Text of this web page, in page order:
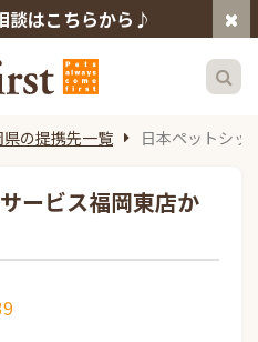
談はこちらから♪
県の提携先一覧 日本ペットシッ
ービス福岡東店か